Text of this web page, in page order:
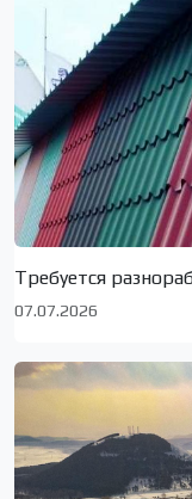
Требуется
07.07.2026